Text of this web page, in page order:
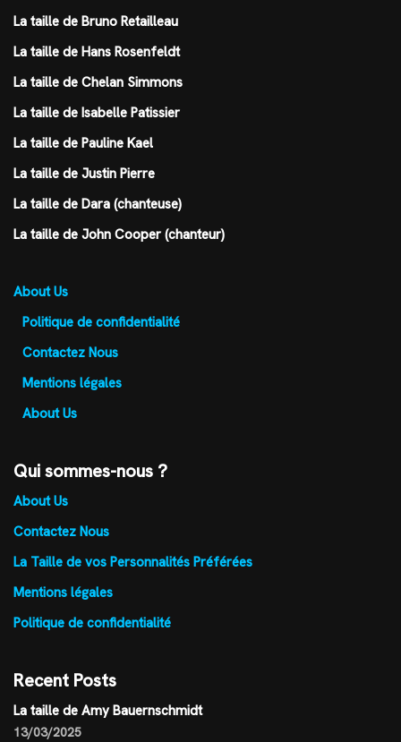
La taille de Bruno Retailleau
La taille de Hans Rosenfeldt
La taille de Chelan Simmons
La taille de Isabelle Patissier
La taille de Pauline Kael
La taille de Justin Pierre
La taille de Dara (chanteuse)
La taille de John Cooper (chanteur)
About Us
Politique de confidentialité
Contactez Nous
Mentions légales
About Us
Qui sommes-nous ?
About Us
Contactez Nous
La Taille de vos Personnalités Préférées
Mentions légales
Politique de confidentialité
Recent Posts
La taille de Amy Bauernschmidt
13/03/2025